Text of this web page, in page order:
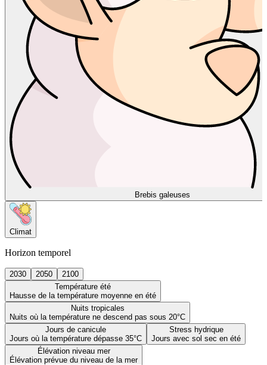
Brebis galeuses
Climat
Horizon temporel
2030 2050
2100
Température été
Hausse de la température moyenne en été
Nuits tropicales
Nuits où la température ne descend pas sous 20°C
Jours de canicule
Jours où la température dépasse 35°C
Stress hydrique
Jours avec sol sec en été
Élévation niveau mer
Élévation prévue du niveau de la mer